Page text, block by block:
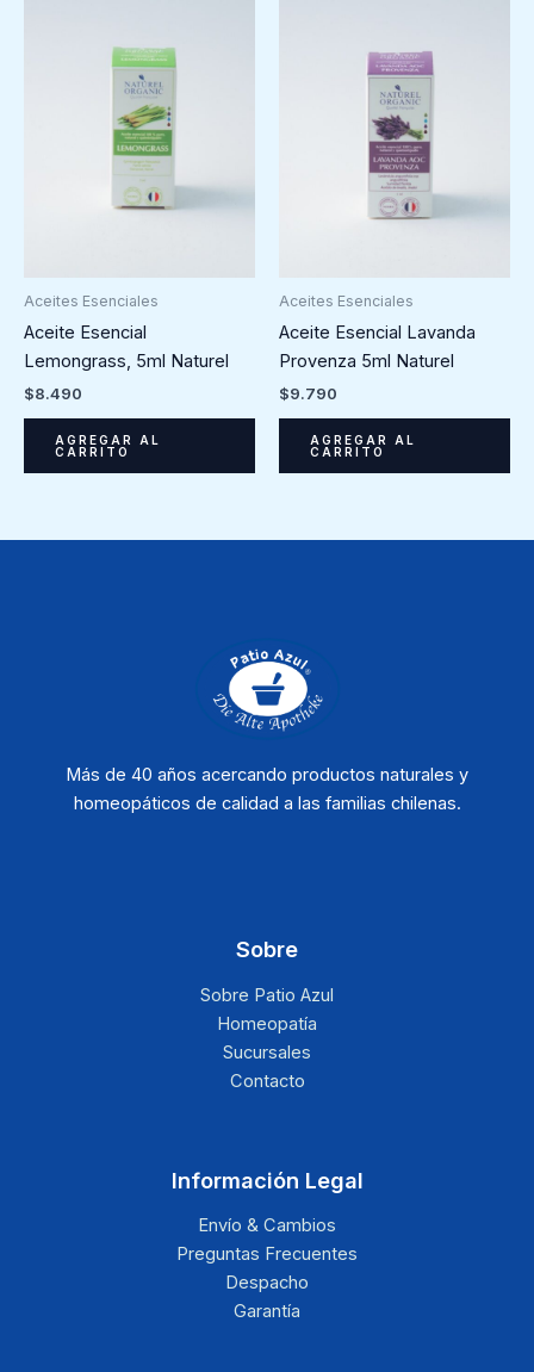
Aceites Esenciales
Aceite Esencial
Lemongrass, 5ml Naturel
$8.490
AGREGAR AL
CARRITO
Aceites Esenciales
Aceite Esencial Lavanda
Provenza 5ml Naturel
$9.790
AGREGAR AL
CARRITO
Más de 40 años acercando productos naturales y
homeopáticos de calidad a las familias chilenas.
Sobre
Sobre Patio Azul
Homeopatía
Sucursales
Contacto
Información Legal
Envío & Cambios
Preguntas Frecuentes
Despacho
Garantía